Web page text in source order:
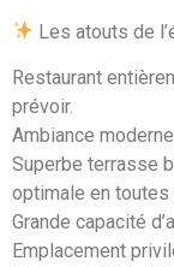
Les atouts de
Restaurant
prévoir.
Ambiance
Superbe terrasse
optimale en toutes
Grande capacité
Emplacement